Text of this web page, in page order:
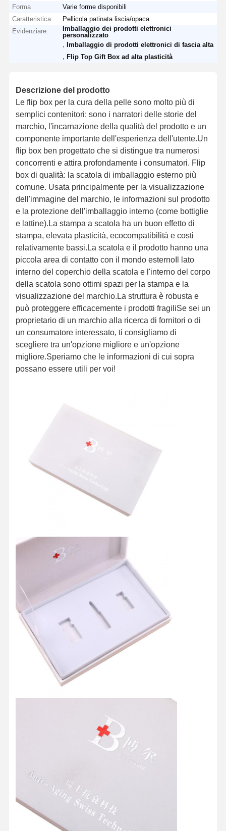
Prodotti Chi Siamo
Controllo Di
Qualità
Contattaci Tutti I Casi
Scatola di imballaggio cosmetico
Imballaggio elettronico del prodotto
Sacchetto di carta
Forma
Varie forme disponibili
Caratteristica
Pellicola patinata liscia/opaca
Evidenziare:
Imballaggio dei prodotti elettronici
personalizzato
, Imballaggio di prodotti elettronici di fascia alta
,Flip Top Gift Box ad alta plasticità
Descrizione del prodotto
Le flip box per la cura della pelle sono molto più di
semplici contenitori: sono i narratori delle storie del
marchio, l'incarnazione della qualità del prodotto e un
componente importante dell'esperienza dell'utente.Un
flip box ben progettato che si distingue tra numerosi
concorrenti e attira profondamente i consumatori. Flip
box di qualità: la scatola di imballaggio esterno più
comune. Usata principalmente per la visualizzazione
dell'immagine del marchio, le informazioni sul prodotto
e la protezione dell'imballaggio interno (come bottiglie
e lattine).La stampa a scatola ha un buon effetto di
stampa, elevata plasticità, ecocompatibilità e costi
relativamente bassi.La scatola e il prodotto hanno una
piccola area di contatto con il mondo esternoIl lato
interno del coperchio della scatola e l'interno del corpo
della scatola sono ottimi spazi per la stampa e la
visualizzazione del marchio.La struttura è robusta e
può proteggere efficacemente i prodotti fragiliSe sei un
proprietario di un marchio alla ricerca di fornitori o di
un consumatore interessato, ti consigliamo di
scegliere tra un'opzione migliore e un'opzione
migliore.Speriamo che le informazioni di cui sopra
possano essere utili per voi!